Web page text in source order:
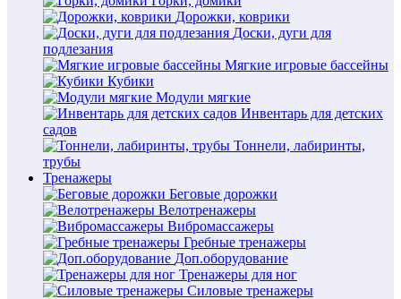
Дорожки, коврики
Доски, дуги для
подлезания
Мягкие игровые бассейны
Кубики
Модули мягкие
Инвентарь для детских
садов
Тоннели, лабиринты,
трубы
Тренажеры
Беговые дорожки
Велотренажеры
Вибромассажеры
Гребные тренажеры
Доп.оборудование
Тренажеры для ног
Силовые тренажеры